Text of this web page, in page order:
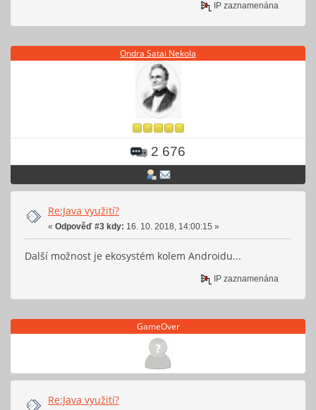
IP zaznamenána
Ondra Satai Nekola
2 676
Re:Java využití?
« Odpověď #3 kdy: 16. 10. 2018, 14:00:15 »
Další možnost je ekosystém kolem Androidu...
IP zaznamenána
GameOver
Re:Java využití?